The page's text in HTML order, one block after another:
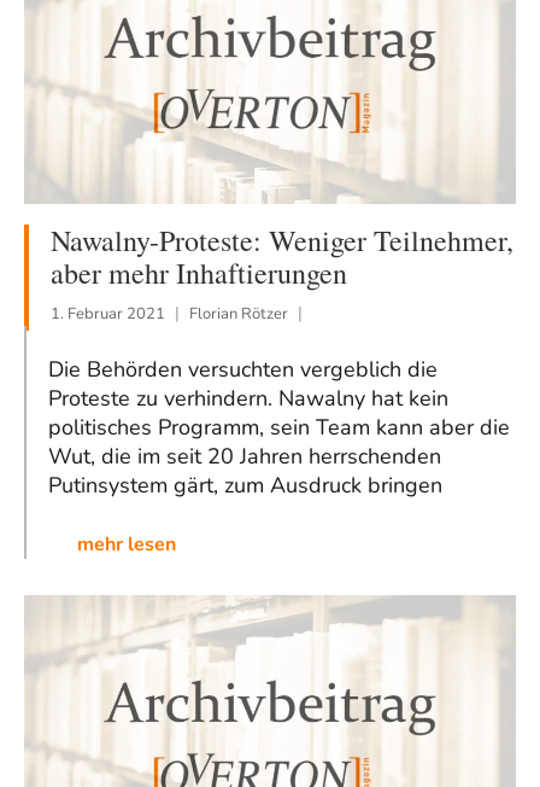
Nawalny-Proteste: Weniger Teilnehmer,
aber mehr Inhaftierungen
1. Februar 2021 Florian Rötzer
Die Behörden versuchten vergeblich die
Proteste zu verhindern. Nawalny hat kein
politisches Programm, sein Team kann aber die
Wut, die im seit 20 Jahren herrschenden
Putinsystem gärt, zum Ausdruck bringen
mehr lesen